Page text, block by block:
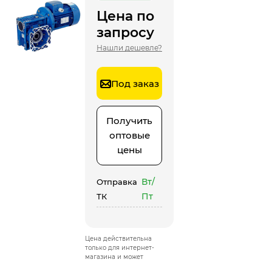
Цена по
запросу
Нашли дешевле?
Под заказ
Получить
оптовые
цены
Отправка
ТК
Вт/
Пт
Цена действительна
только для интернет-
магазина и может